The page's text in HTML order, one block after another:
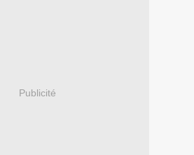
Publicité